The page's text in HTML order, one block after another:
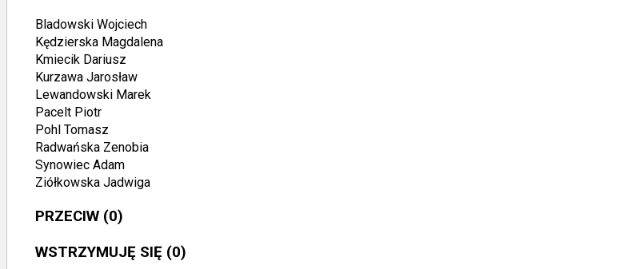
Bladowski Wojciech
Kędzierska Magdalena
Kmiecik Dariusz
Kurzawa Jarosław
Lewandowski Marek
Pacelt Piotr
Pohl Tomasz
Radwańska Zenobia
Synowiec Adam
Ziółkowska Jadwiga
PRZECIW (0)
WSTRZYMUJĘ SIĘ (0)